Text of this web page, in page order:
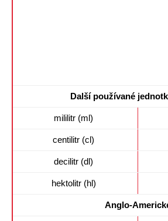
Další používané
mililitr (ml)
centilitr (cl)
decilitr (dl)
hektolitr (hl)
Anglo-